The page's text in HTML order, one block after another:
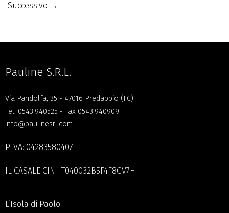
Successivo →
Pauline S.R.L.
Via Pandolfa, 35 - 47016 Predappio (FC)
Tel. 0543.940525 - Fax 0543.940909
info@paulinesrl.com
P.IVA: 04283580407
IL CASALE CIN: IT040032B5F4F8GV7H
L’Isola di Paolo